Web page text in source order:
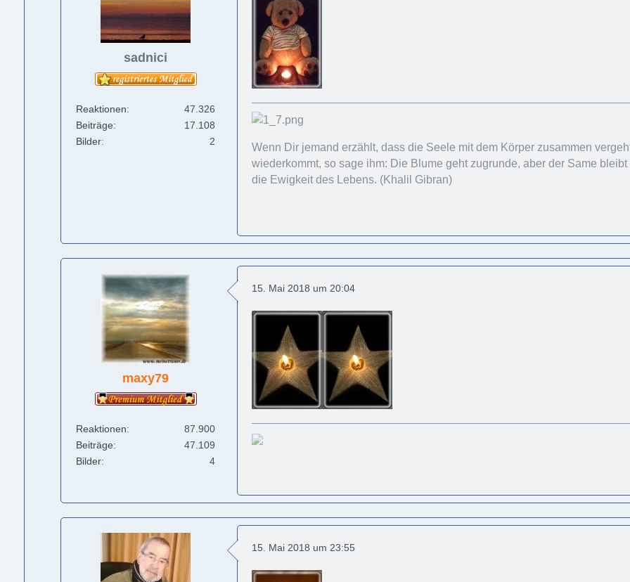
sadnici
Reaktionen
47.326
Beiträge
17.108
Bilder
2
Wenn Dir jemand erzählt, dass die Seele mit dem Körper zusammen
wiederkommt, so sage ihm: Die Blume geht zugrunde, aber der Same
die Ewigkeit des Lebens. (Khalil Gibran)
maxy79
Reaktionen
87.900
Beiträge
47.109
Bilder
4
15. Mai 2018 um 20:04
15. Mai 2018 um 23:55